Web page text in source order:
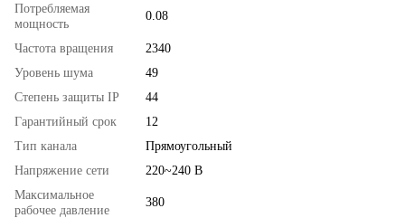
Потребляемая
мощность
0.08
Частота вращения
2340
Уровень шума
49
Степень защиты IP
44
Гарантийный срок
12
Тип канала
Прямоугольный
Напряжение сети
220~240 В
Максимальное
рабочее давление
380